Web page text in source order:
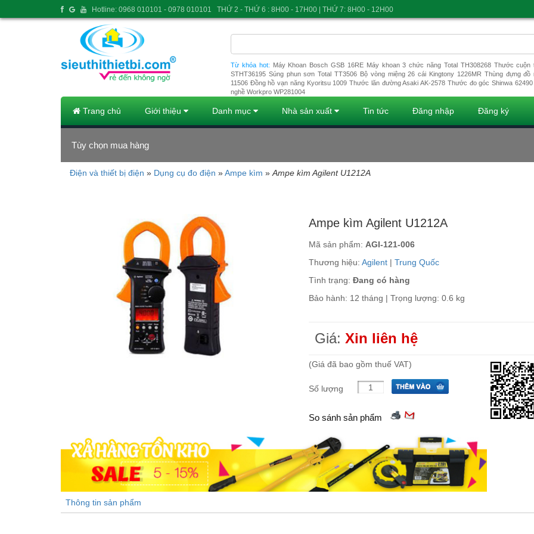
Từ khóa hot: Máy Khoan Bosch GSB 16RE Máy khoan 3 chức năng Total TH308268 Thước cuộn
STHT36195 Súng phun sơn Total TT3506 Bộ vòng miệng 26 cái Kingtony 1226MR Thùng đựng đồ
11506 Đồng hồ vạn năng Kyoritsu 1009 Thước lăn đường Asaki AK-2578 Thước đo góc Shinwa 62490
nghề Workpro WP281004
Trang chủ Giới thiệu Danh mục Nhà sản xuất Tin tức Đăng nhập Đăng ký
Tùy chọn mua hàng
Điện và thiết bị điện » Dụng cụ đo điện »Ampe kìm »Ampe kìm Agilent U1212A
Ampe kìm Agilent U1212A
Mã sản phẩm: AGI-121-006
Thương hiệu:Agilent |Trung Quốc
Tình trạng: Đang có hàng
Bảo hành: 12 tháng | Trọng lượng: 0.6 kg
Giá: Xin liên hệ
(Giá đã bao gồm thuế VAT)
Số lượng
So sánh sản phẩm
Thông tin sản phẩm
Hotline: 0968 010101 - 0978 010101 THỨ 2 - THỨ 6 : 8H00 - 17H00 | THỨ 7: 8H00 - 12H00